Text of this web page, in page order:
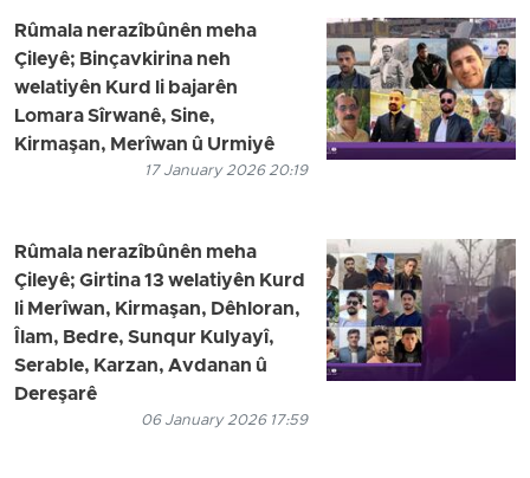
Rûmala nerazîbûnên meha
Çileyê; Binçavkirina neh
welatiyên Kurd li bajarên
Lomara Sîrwanê, Sine,
Kirmaşan, Merîwan û Urmiyê
17 January 2026 20:19
Rûmala nerazîbûnên meha
Çileyê; Girtina 13 welatiyên Kurd
li Merîwan, Kirmaşan, Dêhloran,
Îlam, Bedre, Sunqur Kulyayî,
Serable, Karzan, Avdanan û
Dereşarê
06 January 2026 17:59